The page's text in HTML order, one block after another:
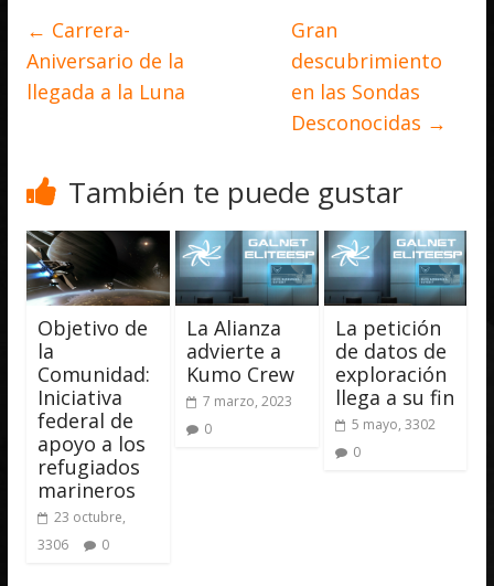
← Carrera-
Aniversario de la
llegada a la Luna
Gran
descubrimiento
en las Sondas
Desconocidas →
También te puede gustar
Objetivo de
la
Comunidad:
Iniciativa
federal de
apoyo a los
refugiados
marineros
23 octubre,
3306
0
La Alianza
advierte a
Kumo Crew
7 marzo, 2023
0
La petición
de datos de
exploración
llega a su fin
5 mayo, 3302
0